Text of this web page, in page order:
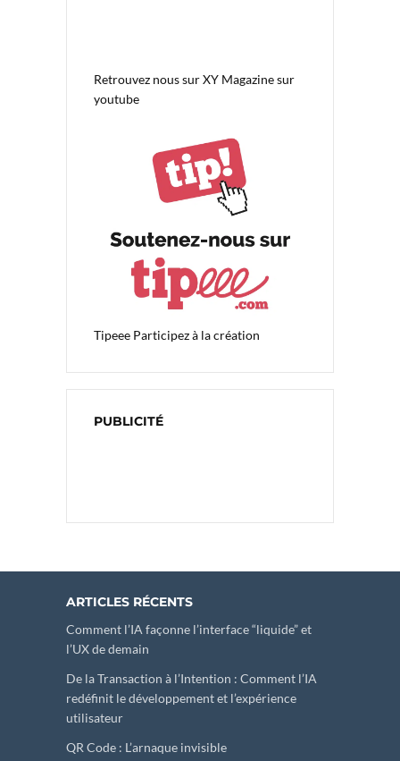
Retrouvez nous surXY Magazine sur
youtube
Tipeee Participez à la création
PUBLICITÉ
ARTICLES RÉCENTS
Comment l’IA façonne l’interface “liquide” et
l’UX de demain
De la Transaction à l’Intention : Comment l’IA
redéfinit le développement et l’expérience
utilisateur
QR Code : L’arnaque invisible